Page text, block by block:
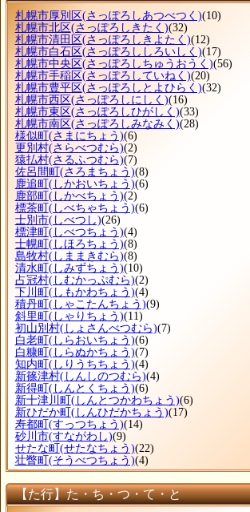
札幌市厚別区(さっぽろしあつべつく)(10)
札幌市北区(さっぽろしきたく)(32)
札幌市清田区(さっぽろしきよたく)(12)
札幌市白石区(さっぽろししろいしく)(17)
札幌市中央区(さっぽろしちゅうおうく)(56)
札幌市手稲区(さっぽろしていねく)(20)
札幌市豊平区(さっぽろしとよひらく)(32)
札幌市西区(さっぽろしにしく)(16)
札幌市東区(さっぽろしひがしく)(33)
札幌市南区(さっぽろしみなみく)(28)
様似町 (さまにちょう)(6)
更別村(さらべつむら)(2)
猿払村(さるふつむら)(7)
佐呂間町 (さろまちょう)(8)
鹿追町 (しかおいちょう)(6)
鹿部町 (しかべちょう)(2)
標茶町 (しべちゃちょう)(6)
士別市(しべつし)(26)
標津町 (しべつちょう)(4)
士幌町 (しほろちょう)(8)
島牧村(しままきむら)(8)
清水町 (しみずちょう)(10)
占冠村(しむかっぷむら)(2)
下川町 (しもかわちょう)(4)
積丹町 (しゃこたんちょう)(9)
斜里町 (しゃりちょう)(11)
初山別村(しょさんべつむら)(7)
白老町 (しらおいちょう)(6)
白糠町 (しらぬかちょう)(7)
知内町 (しりうちちょう)(4)
新篠津村(しんしのつむら)(4)
新得町 (しんとくちょう)(6)
新十津川町 (しんとつかわちょう)(6)
新ひだか町 (しんひだかちょう)(17)
寿都町 (すっつちょう)(14)
砂川市(すながわし)(9)
せたな町 (せたなちょう)(22)
壮瞥町 (そうべつちょう)(4)
【た行】た・ち・つ・て・と